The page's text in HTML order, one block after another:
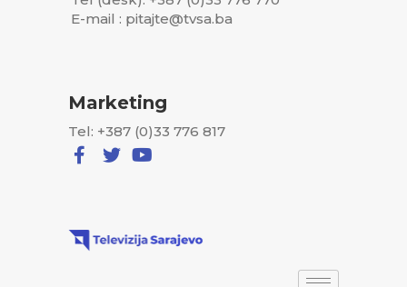
E-mail : pitajte@tvsa.ba
Marketing
Tel: +387 (0)33 776 817